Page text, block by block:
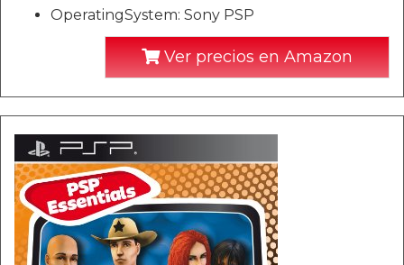
OperatingSystem: Sony PSP
Ver precios en Amazon